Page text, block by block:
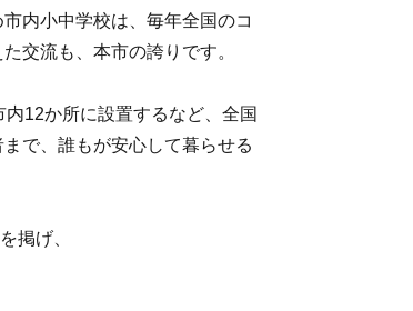
内小中学校は、毎年全国のコ
交流も、本市の誇りです。
12か所に設置するなど、全国
で、誰もが安心して暮らせる
掲げ、